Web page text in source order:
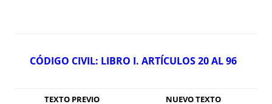
CÓDIGO CIVIL: LIBRO I. ARTÍCULOS 20 AL 96
TEXTO PREVIO NUEVO TEXTO